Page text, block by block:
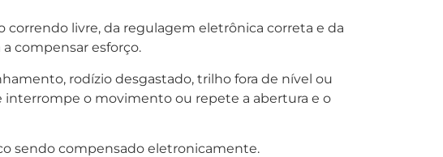
livre, da regulagem eletrônica correta e da
compensar esforço.
rodízio desgastado, trilho fora de nível ou
interrompe o movimento ou repete a abertura e o
sendo compensado eletronicamente.